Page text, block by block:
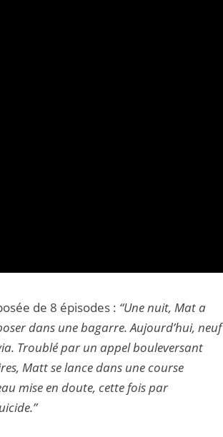
de 8 épisodes : “Une nuit, Mat a
dans une bagarre. Aujourd’hui, neuf
Troublé par un appel bouleversant
Matt se lance dans une course
mise en doute, cette fois par